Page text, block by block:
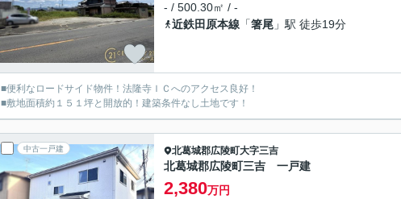
- / 500.30㎡ / -
近鉄田原本線 「箸尾 」駅 徒歩19分
■便利なロードサイド物件！法隆寺ＩＣへのアクセス良好！
■敷地面積約１５１坪と開放的！建築条件なし土地です！
中古一戸建 北葛城郡広陵町大字三吉
北葛城郡広陵町三吉 一戸建
2,380万円